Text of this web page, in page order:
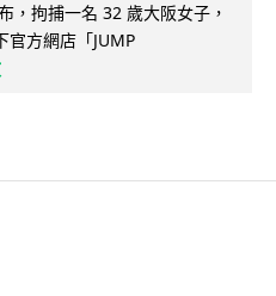
，拘捕一名 32 歲大阪女子，
官方網店「JUMP